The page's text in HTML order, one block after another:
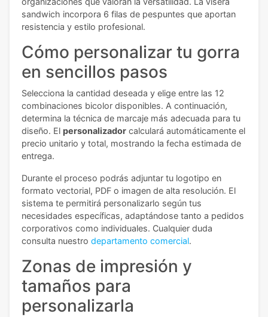
sandwich incorpora 6 filas de pespuntes que aportan
resistencia y estilo profesional.
Cómo personalizar tu gorra
en sencillos pasos
Selecciona la cantidad deseada y elige entre las 12
combinaciones bicolor disponibles. A continuación,
determina la técnica de marcaje más adecuada para tu
diseño. El personalizador calculará automáticamente el
precio unitario y total, mostrando la fecha estimada de
entrega.
Durante el proceso podrás adjuntar tu logotipo en
formato vectorial, PDF o imagen de alta resolución. El
sistema te permitirá personalizarlo según tus
necesidades específicas, adaptándose tanto a pedidos
corporativos como individuales. Cualquier duda
consulta nuestro departamento comercial.
Zonas de impresión y
tamaños para
personalizarla